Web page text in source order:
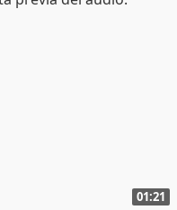
01:21